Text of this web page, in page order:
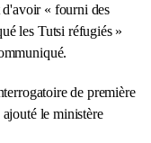
d'avoir « fourni des
les Tutsi réfugiés »
de première
le ministère